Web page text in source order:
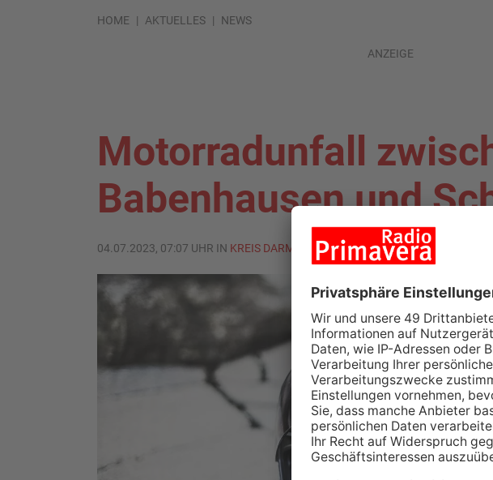
HOME AKTUELLES NEWS
ANZEIGE
Motorradunfall
Babenhausen und
04.07.2023, 07:07 UHR IN KREIS DARMSTADT-DIEBURG